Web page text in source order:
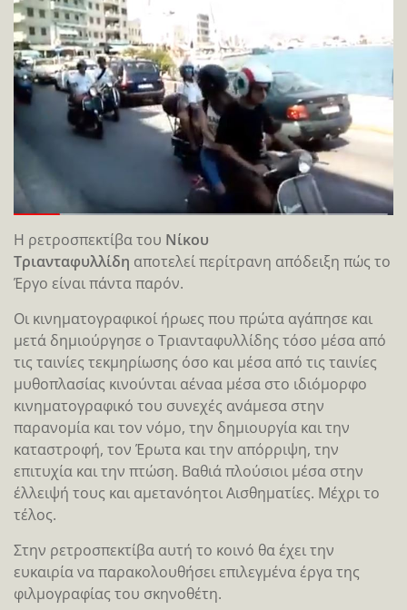
Η ρετροσπεκτίβα του Νίκου
Τριανταφυλλίδη αποτελεί περίτρανη απόδειξη πώς το
Έργο είναι πάντα παρόν.
Οι κινηματογραφικοί ήρωες που πρώτα αγάπησε και
μετά δημιούργησε ο Τριανταφυλλίδης τόσο μέσα από
τις ταινίες τεκμηρίωσης όσο και μέσα από τις ταινίες
μυθοπλασίας κινούνται αέναα μέσα στο ιδιόμορφο
κινηματογραφικό του συνεχές ανάμεσα στην
παρανομία και τον νόμο, την δημιουργία και την
καταστροφή, τον Έρωτα και την απόρριψη, την
επιτυχία και την πτώση. Βαθιά πλούσιοι μέσα στην
έλλειψή τους και αμετανόητοι Αισθηματίες. Μέχρι το
τέλος.
Στην ρετροσπεκτίβα αυτή το κοινό θα έχει την
ευκαιρία να παρακολουθήσει επιλεγμένα έργα της
φιλμογραφίας του σκηνοθέτη.